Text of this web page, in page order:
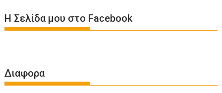
Η Σελίδα μου στο Facebook
Διαφορα